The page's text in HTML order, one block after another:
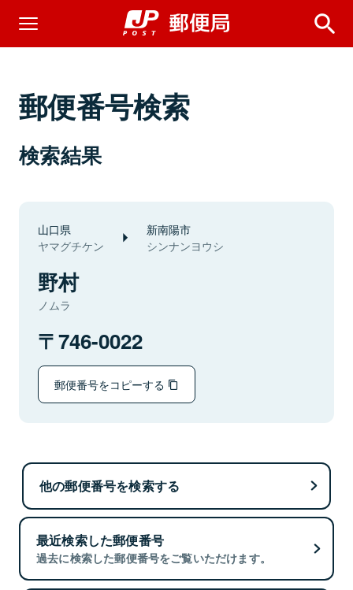
郵便番号検索
検索結果
山口県
ヤマグチケン
新南陽市
シンナンヨウシ
野村
ノムラ
746-0022
郵便番号をコピーする
他の郵便番号を検索する
最近検索した郵便番号
過去に検索した郵便番号をご覧いただけます。